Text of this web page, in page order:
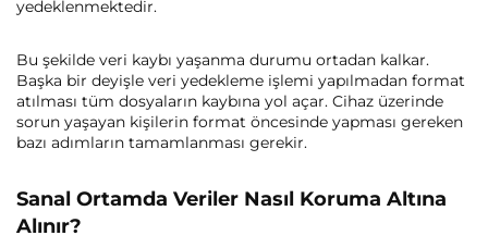
yedeklenmektedir.
Bu şekilde veri kaybı yaşanma durumu ortadan kalkar.
Başka bir deyişle veri yedekleme işlemi yapılmadan format
atılması tüm dosyaların kaybına yol açar. Cihaz üzerinde
sorun yaşayan kişilerin format öncesinde yapması gereken
bazı adımların tamamlanması gerekir.
Sanal Ortamda Veriler Nasıl Koruma Altına
Alınır?